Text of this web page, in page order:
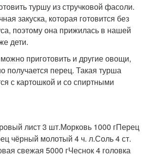
туршу из стручковой фасоли.
закуска, которая готовится без
поэтому она прижилась в нашей
дети.
приготовить и другие овощи,
получается перец. Такая турша
с картошкой и со спиртными
лист 3 шт.Морковь 1000 гПерец
чёрный молотый 4 ч. л.Соль 4 ст.
свежая 5000 гЧеснок 4 головка